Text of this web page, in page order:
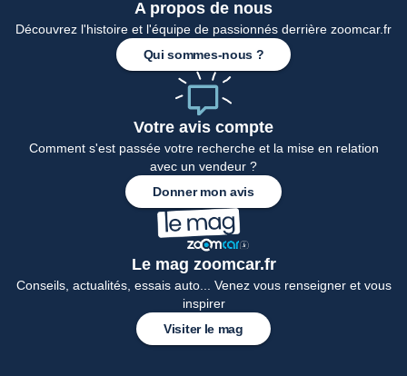
A propos de nous
Découvrez l'histoire et l'équipe de passionnés derrière zoomcar.fr
Qui sommes-nous ?
Votre avis compte
Comment s'est passée votre recherche et la mise en relation
avec un vendeur ?
Donner mon avis
Le mag zoomcar.fr
Conseils, actualités, essais auto... Venez vous renseigner et vous
inspirer
Visiter le mag